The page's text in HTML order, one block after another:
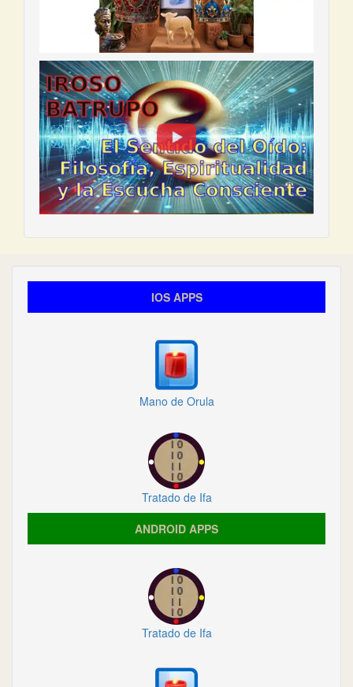
IOS APPS
Mano de Orula
Tratado de Ifa
ANDROID APPS
Tratado de Ifa